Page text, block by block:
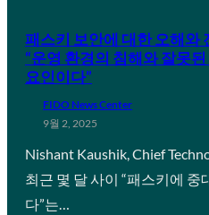
패스키 보안에 대한 오해와
“운영 환경의 침해와 잘못
요인이다”
FIDO News Center
9월 2, 2025
Nishant Kaushik, Chief
최근 몇 달 사이 “패스키에
다”는…